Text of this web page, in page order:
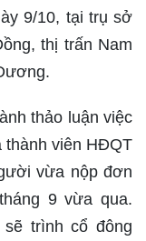
9/10, tại trụ sở
thị trấn Nam
thảo luận việc
thành viên HĐQT
vừa nộp đơn
9 vừa qua.
trình cổ đông